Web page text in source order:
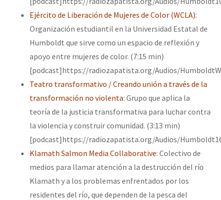
Ejército de Liberación de Mujeres de Color (WCLA):
Organización estudiantil en la Universidad Estatal de
Humboldt que sirve como un espacio de reflexión y
apoyo entre mujeres de color. (7:15 min)
[podcast]https://radiozapatista.org/Audios/
Teatro transformativo / Creando unión a través de la
transformación no violenta: Grupo que aplica la
teoría de la justicia transformativa para luchar contra
la violencia y construir comunidad. (3:13 min)
[podcast]https://radiozapatista.org/Audios/
Klamath Salmon Media Collaborative: Colectivo de
medios para llamar atención a la destrucción del río
Klamath y a los problemas enfrentados por los
residentes del río, que dependen de la pesca del